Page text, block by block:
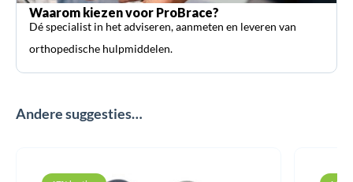
Waarom kiezen voor ProBrace?
Dé specialist in het adviseren, aanmeten en leveren van
orthopedische hulpmiddelen.
Andere suggesties…